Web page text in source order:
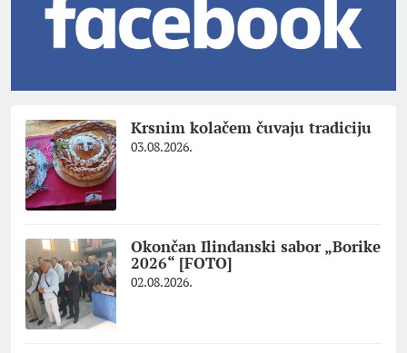
Krsnim kolačem čuvaju tradiciju
03.08.2026.
Okončan Ilindanski sabor „Borike
2026“ [FOTO]
02.08.2026.